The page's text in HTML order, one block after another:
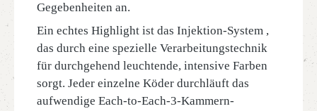
Gegebenheiten an.
Ein echtes Highlight ist das Injektion-System ,
das durch eine spezielle Verarbeitungstechnik
für durchgehend leuchtende, intensive Farben
sorgt. Jeder einzelne Köder durchläuft das
aufwendige Each-to-Each-3-Kammern-